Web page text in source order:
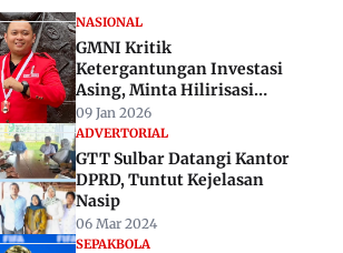
NASIONAL
GMNI Kritik
Ketergantungan Investasi
Asing, Minta Hilirisasi
Perkuat Industri Dalam
Negeri
09 Jan 2026
ADVERTORIAL
GTT Sulbar Datangi Kantor
DPRD, Tuntut Kejelasan
Nasip
06 Mar 2024
SEPAKBOLA